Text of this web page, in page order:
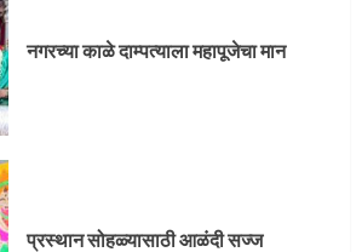
प्रस्थान सोहळ्यासाठी आळंदी सज्ज
संत दासगणू महाराज पुण्यतिथी